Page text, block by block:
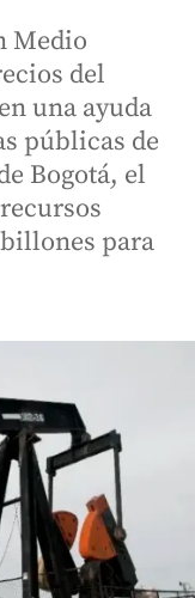
Medio
del
una ayuda
públicas de
Bogotá, el
para